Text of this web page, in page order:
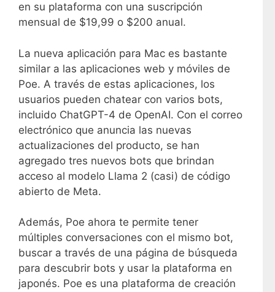
en su plataforma con una suscripción
mensual de $19,99 o $200 anual.
La nueva aplicación para Mac es bastante
similar a las aplicaciones web y móviles de
Poe. A través de estas aplicaciones, los
usuarios pueden chatear con varios bots,
incluido ChatGPT-4 de OpenAI. Con el correo
electrónico que anuncia las nuevas
actualizaciones del producto, se han
agregado tres nuevos bots que brindan
acceso al modelo Llama 2 (casi) de código
abierto de Meta.
Además, Poe ahora te permite tener
múltiples conversaciones con el mismo bot,
buscar a través de una página de búsqueda
para descubrir bots y usar la plataforma en
japonés. Poe es una plataforma de creación